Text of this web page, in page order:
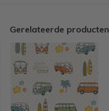
Gerelateerde producten